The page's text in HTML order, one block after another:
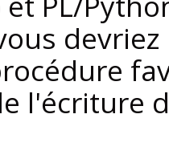
l'écriture